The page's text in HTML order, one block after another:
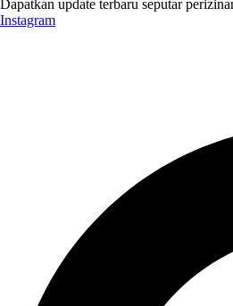
Dapatkan update terbaru seputar
Instagram